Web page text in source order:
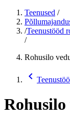
Teenused /
/Teenustööd
/
Rohusilo
chevron_backward
Rohusilo